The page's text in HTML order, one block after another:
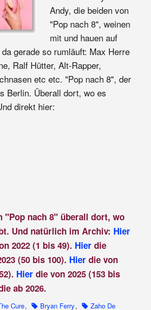
Andy, die beiden von
"Pop nach 8", weinen
mit und hauen auf
gerade so rumläuft: Max Herre
Ralf Hütter, Alt-Rapper,
etc etc. "Pop nach 8", der
Berlin. Überall dort, wo es
direkt hier:
"Pop nach 8" überall dort, wo
Und natürlich im Archiv: Hier
2022 (1 bis 49). Hierdie
(50 bis 100). Hier die von
Hier die von 2025 (153 bis
ab 2026.
Cure, Bryan Ferry, Zaho De